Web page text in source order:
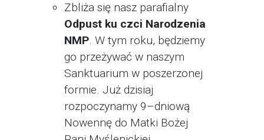
Zbliża się nasz parafialny
Odpust ku czci Narodzenia
NMP. W tym roku, będziemy
go przeżywać w naszym
Sanktuarium w poszerzonej
formie. Już dzisiaj
rozpoczynamy 9–dniową
Nowennę do Matki Bożej